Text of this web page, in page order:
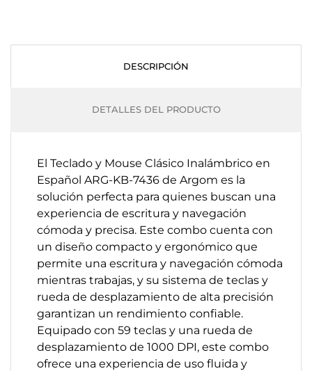
DESCRIPCIÓN
DETALLES DEL PRODUCTO
El Teclado y Mouse Clásico Inalámbrico en
Español ARG-KB-7436 de Argom es la
solución perfecta para quienes buscan una
experiencia de escritura y navegación
cómoda y precisa. Este combo cuenta con
un diseño compacto y ergonómico que
permite una escritura y navegación cómoda
mientras trabajas, y su sistema de teclas y
rueda de desplazamiento de alta precisión
garantizan un rendimiento confiable.
Equipado con 59 teclas y una rueda de
desplazamiento de 1000 DPI, este combo
ofrece una experiencia de uso fluida y